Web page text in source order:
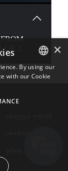
2
ENGLISH
×
By using our
with our Cookie